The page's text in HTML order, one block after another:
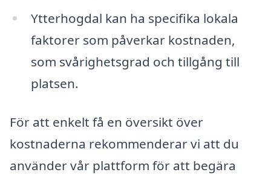
Ytterhogdal kan ha specifika lokala
faktorer som påverkar kostnaden,
som svårighetsgrad och tillgång till
platsen.
För att enkelt få en översikt över
kostnaderna rekommenderar vi att du
använder vår plattform för att begära